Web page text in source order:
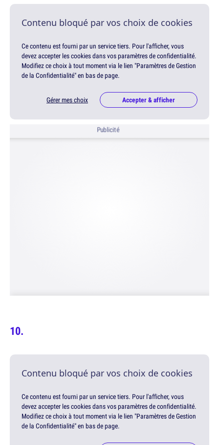
Contenu bloqué par vos choix de cookies
Ce contenu est fourni par un service tiers. Pour l'afficher, vous
devez accepter les cookies dans vos paramètres de confidentialité.
Modifiez ce choix à tout moment via le lien "Paramètres de Gestion
de la Confidentialité" en bas de page.
Gérer mes choix Accepter & afficher
Publicité
Contenu bloqué par vos choix de cookies
Ce contenu est fourni par un service tiers. Pour l'afficher, vous
devez accepter les cookies dans vos paramètres de confidentialité.
Modifiez ce choix à tout moment via le lien "Paramètres de Gestion
de la Confidentialité" en bas de page.